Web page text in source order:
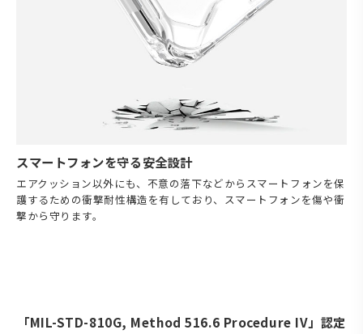
スマートフォンを守る安全設計
エアクッション以外にも、不意の落下などからスマートフォンを保
護するための衝撃耐性構造を有しており、スマートフォンを傷や衝
撃から守ります。
「MIL-STD-810G, Method 516.6 Procedure IV」認定